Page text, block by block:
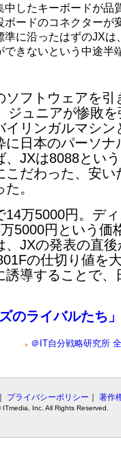
したキーボードが品
ボードのコネクターが
に沿ったはずのJXは
きないという中途半
フトウェアを引
ジュニアが惨敗
リンガルマシン
日本のパーソナ
、JXは8088とい
だわった、安い
。
万5000円。デ
5000円という価
、JXの発表の直
の仕切り値を
誘導することで、
のライバルたち
»＠IT自分戦略研究所
プライバシーポリシー 著作
Inc. All Rights Reserved.